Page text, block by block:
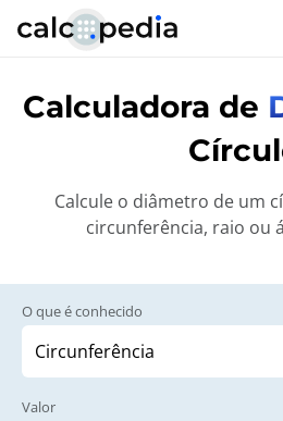
Calculadora de
Calcule o diâmetro de um
circunferência, raio ou
O que é conhecido
Valor